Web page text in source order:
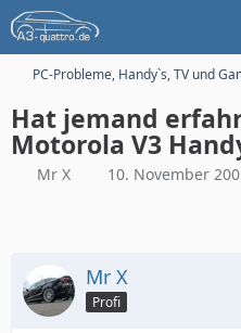
PC-Probleme, Handy`s, TV und
Hat jemand
Motorola V3
Mr X 10. November
Mr X
Profi